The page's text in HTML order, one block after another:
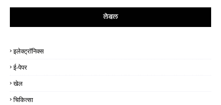
लेबल
इलेक्ट्रॉनिक्स
ई-पेपर
खेल
चिकित्सा